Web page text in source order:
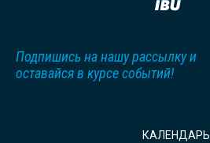
Подпишись на нашу рассылку и
оставайся в курсе событий!
КАЛЕНДАРЬ